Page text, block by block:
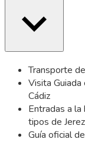
Transporte
Visita
Cádiz
Entradas a
tipos de
Guía oficial